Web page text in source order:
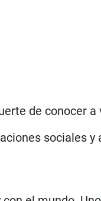
de conocer
sociales y